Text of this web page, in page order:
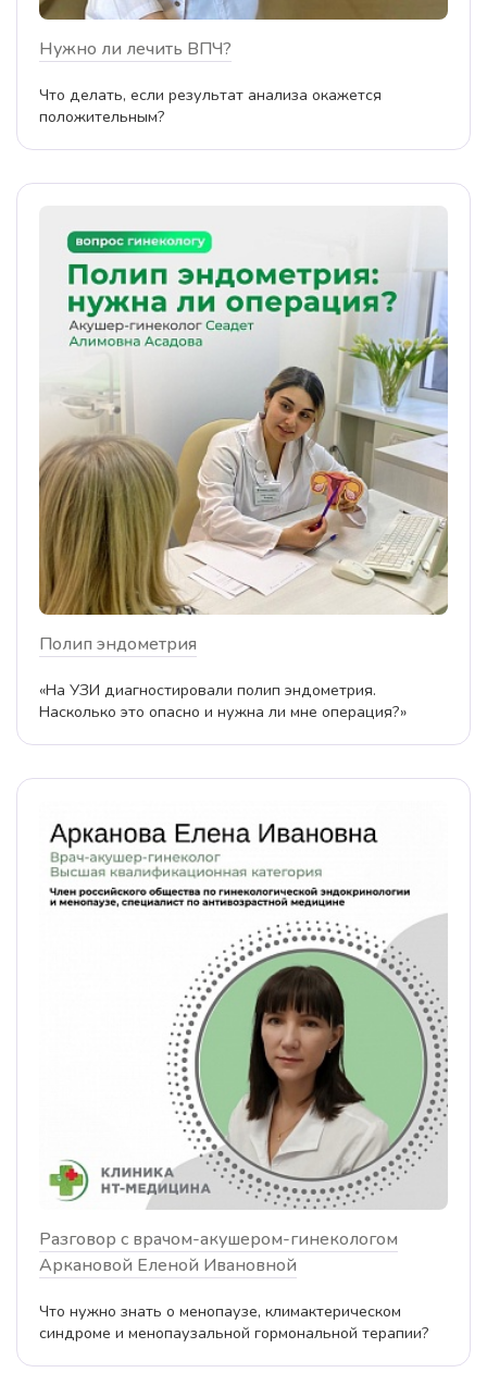
Нужно ли лечить ВПЧ?
Что делать, если результат анализа окажется
положительным?
Полип эндометрия
«На УЗИ диагностировали полип эндометрия.
Насколько это опасно и нужна ли мне операция?»
Разговор с врачом-акушером-гинекологом
Аркановой Еленой Ивановной
Что нужно знать о менопаузе, климактерическом
синдроме и менопаузальной гормональной терапии?